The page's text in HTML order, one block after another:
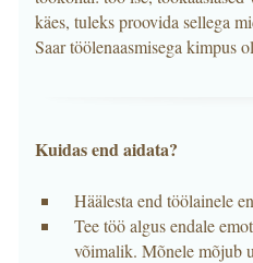
käes, tuleks proovida sellega
Saar töölenaasmisega kimpus
Kuidas end aidata?
Häälesta end töölainele
Tee töö algus endale
võimalik. Mõnele mõjub